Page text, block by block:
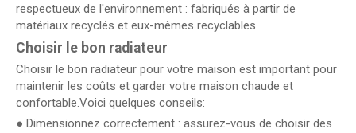
respectueux de l'environnement : fabriqués à partir de
matériaux recyclés et eux-mêmes recyclables.
Choisir le bon radiateur
Choisir le bon radiateur pour votre maison est important pour
maintenir les coûts et garder votre maison chaude et
confortable.Voici quelques conseils:
● Dimensionnez correctement : assurez-vous de choisir des